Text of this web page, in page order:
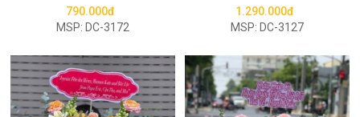
790.000đ
MSP: DC-3172
1.290.000đ
MSP: DC-3127